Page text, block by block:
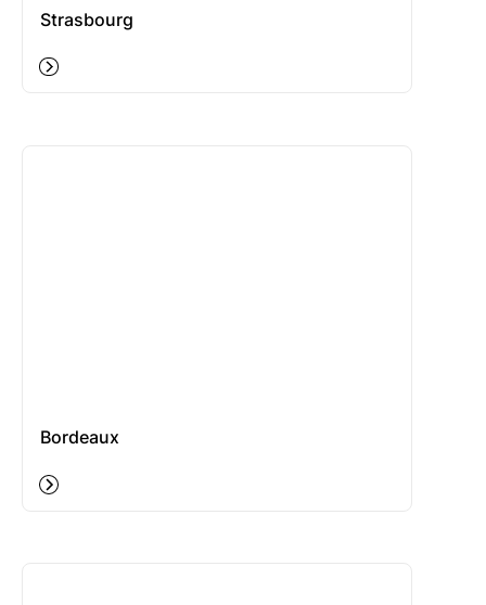
Strasbourg
Bordeaux